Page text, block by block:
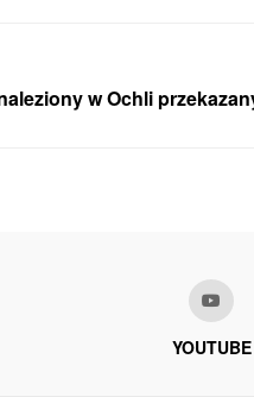
w Ochli
YOUTUBE